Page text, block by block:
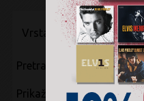
Vrsta pregleda:
Pretraži po:
Prikaži po: